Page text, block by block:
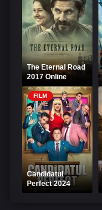
The Eternal Road
2017 Online
Subtitrat
FILM
Candidatul
Perfect 2024
Online